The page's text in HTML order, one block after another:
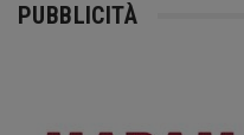
PUBBLICITÀ